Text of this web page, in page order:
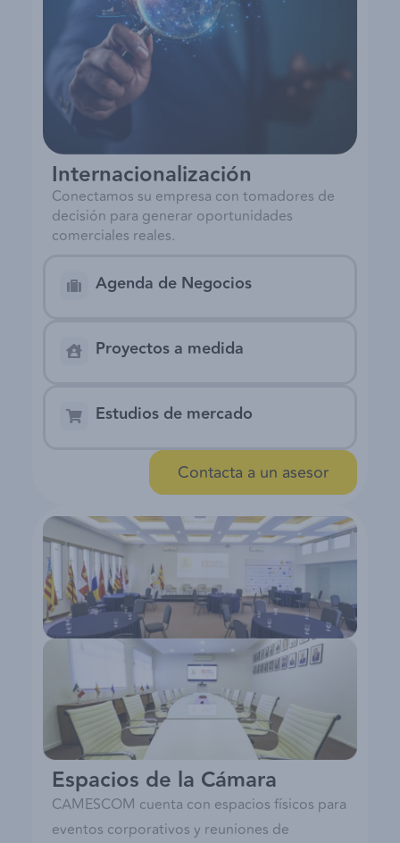
Internacionalización
Conectamos su empresa con tomadores de
decisión para generar oportunidades
comerciales reales.
Agenda de Negocios
Proyectos a medida
Estudios de mercado
Contacta a un asesor
Espacios de la Cámara
CAMESCOM cuenta con espacios físicos para
eventos corporativos y reuniones de